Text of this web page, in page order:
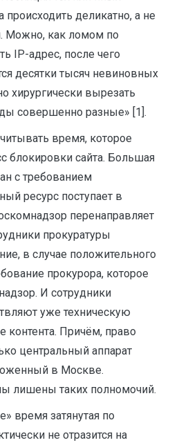
деликатно, а не
Можно, как ломом по
IP-адрес, после чего
десятки тысяч невиновных
хирургически вырезать
совершенно разные» [1].
время, которое
блокировки сайта. Большая
с требованием
ресурс поступает в
перенаправляет
прокуратуры
в случае положительного
прокурора, которое
И сотрудники
уже техническую
Причём, право
центральный аппарат
в Москве.
лишены таких полномочий.
время затянутая по
не отразится на